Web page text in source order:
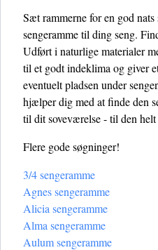
Sæt rammerne for en god nats
sengeramme til ding seng.
Udført i naturlige materialer
til et godt indeklima og giver
eventuelt pladsen under
hjælper dig med at finde den
til dit soveværelse - til den
Flere gode søgninger!
3/4 sengeramme
Agnes sengeramme
Alicia sengeramme
Alma sengeramme
Aulum sengeramme